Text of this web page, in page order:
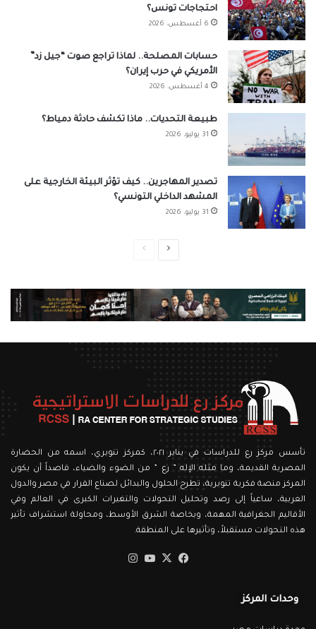
احتجاجات تونس؟
6 أغسطس، 2026
حسابات المصلحة.. لماذا تراجع صوت “جيل زد”
الأمريكي في حرب إيران؟
4 أغسطس، 2026
طبيعة التحديات.. ماذا تكشف حادثة دمياط؟
31 يوليو، 2026
تصدير المهاجرين.. كيف تؤثر البيئة الخارجية على
المشهد الداخلي التونسي؟
31 يوليو، 2026
الصفحةالصفحة
تأسس مركز رع للدراسات في يناير ٢٠٢١، كمركز تنويري، اسمه من الحضارة
المصرية القديمة، وما مثله الإله ” رع ” من الضوء والضياء، قاصداً أن يكون
المركز منصة فكرية تنويرية، تطرح الحلول والبدائل لصناع القرار في مصر والدول
العربية، ساعياً إلى رصد وتحليل التحولات والتغيرات الكبرى في العالم وفي
الأقاليم الجغرافية المهمة، وبخاصة الشرق الأوسط، ومحاولة استشراف تأثير
هذه التحولات مستقبلاً، وتأثيرها على المنطقة.
فيسبوك
‫X
‫YouTube
وحدات المركز